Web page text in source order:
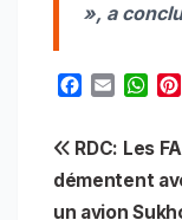
», a
e
b
o
i
l
W
t
s
A
de
RDC: Les
démentent
un avion